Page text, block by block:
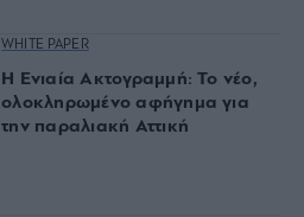
WHITE PAPER
Η Ενιαία Ακτογραμμή: Το νέο,
ολοκληρωμένο αφήγημα για
την παραλιακή Αττική